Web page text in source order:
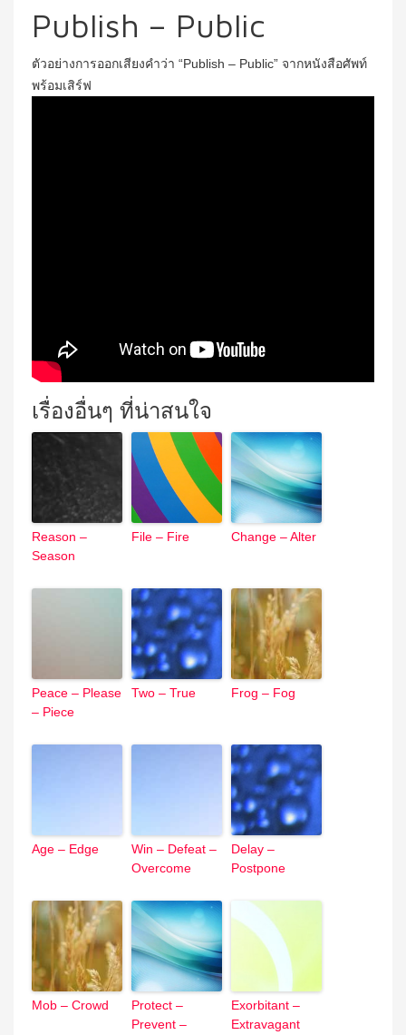
Publish – Public
ตัวอย่างการออกเสียงคำว่า “Publish – Public” จากหนังสือศัพท์
พร้อมเสิร์ฟ
เรื่องอื่นๆ ที่น่าสนใจ
Reason –
Season
File – Fire Change – Alter
Peace – Please
– Piece
Two – True Frog – Fog
Age – Edge
Win – Defeat –
Overcome
Delay –
Postpone
Mob – Crowd
Protect –
Prevent –
Exorbitant –
Extravagant